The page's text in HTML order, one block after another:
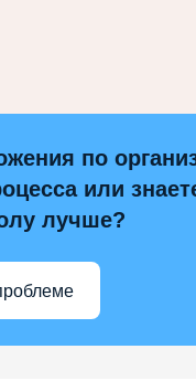
по
или
лучше?